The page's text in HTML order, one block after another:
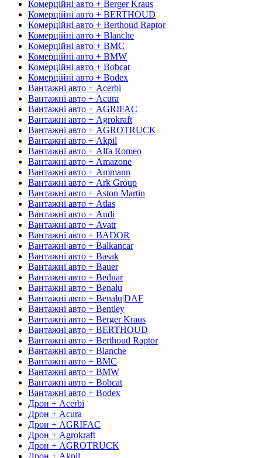
Комерційні авто + Berger Kraus
Комерційні авто + BERTHOUD
Комерційні авто + Berthoud Raptor
Комерційні авто + Blanche
Комерційні авто + BMC
Комерційні авто + BMW
Комерційні авто + Bobcat
Комерційні авто + Bodex
Вантажні авто + Acerbi
Вантажні авто + Acura
Вантажні авто + AGRIFAC
Вантажні авто + Agrokraft
Вантажні авто + AGROTRUCK
Вантажні авто + Akpil
Вантажні авто + Alfa Romeo
Вантажні авто + Amazone
Вантажні авто + Ammann
Вантажні авто + Ark Group
Вантажні авто + Aston Martin
Вантажні авто + Atlas
Вантажні авто + Audi
Вантажні авто + Avatr
Вантажні авто + BADOR
Вантажні авто + Balkancar
Вантажні авто + Basak
Вантажні авто + Bauer
Вантажні авто + Bednar
Вантажні авто + Benalu
Вантажні авто + Benalu|DAF
Вантажні авто + Bentley
Вантажні авто + Berger Kraus
Вантажні авто + BERTHOUD
Вантажні авто + Berthoud Raptor
Вантажні авто + Blanche
Вантажні авто + BMC
Вантажні авто + BMW
Вантажні авто + Bobcat
Вантажні авто + Bodex
Дрон + Acerbi
Дрон + Acura
Дрон + AGRIFAC
Дрон + Agrokraft
Дрон + AGROTRUCK
Дрон + Akpil